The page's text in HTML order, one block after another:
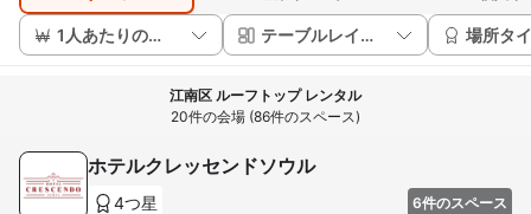
1人あたりの価格 テーブルレイアウト 場所タ
江南区 ルーフトップ レンタル
20件の会場 (86件のスペース)
ホテルクレッセンドソウル
4つ星 6件のスペース